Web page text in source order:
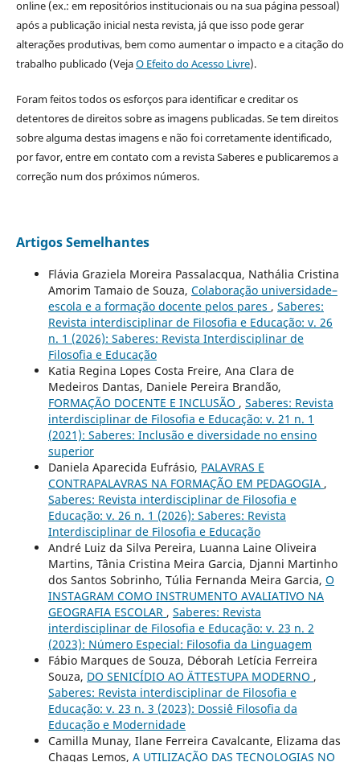
online (ex.: em repositórios institucionais ou na sua página pessoal)
após a publicação inicial nesta revista, já que isso pode gerar
alterações produtivas, bem como aumentar o impacto e a citação do
trabalho publicado (VejaO Efeito do Acesso Livre).
Foram feitos todos os esforços para identificar e creditar os
detentores de direitos sobre as imagens publicadas. Se tem direitos
sobre alguma destas imagens e não foi corretamente identificado,
por favor, entre em contato com a revista Saberes e publicaremos a
correção num dos próximos números.
Artigos Semelhantes
Flávia Graziela Moreira Passalacqua, Nathália Cristina
Amorim Tamaio de Souza, Colaboração universidade–
escola e a formação docente pelos pares , Saberes:
Revista interdisciplinar de Filosofia e Educação: v. 26
n. 1 (2026): Saberes: Revista Interdisciplinar de
Filosofia e Educação
Katia Regina Lopes Costa Freire, Ana Clara de
Medeiros Dantas, Daniele Pereira Brandão,
FORMAÇÃO DOCENTE E INCLUSÃO , Saberes: Revista
interdisciplinar de Filosofia e Educação: v. 21 n. 1
(2021): Saberes: Inclusão e diversidade no ensino
superior
Daniela Aparecida Eufrásio, PALAVRAS E
CONTRAPALAVRAS NA FORMAÇÃO EM PEDAGOGIA ,
Saberes: Revista interdisciplinar de Filosofia e
Educação: v. 26 n. 1 (2026): Saberes: Revista
Interdisciplinar de Filosofia e Educação
André Luiz da Silva Pereira, Luanna Laine Oliveira
Martins, Tânia Cristina Meira Garcia, Djanni Martinho
dos Santos Sobrinho, Túlia Fernanda Meira Garcia, O
INSTAGRAM COMO INSTRUMENTO AVALIATIVO NA
GEOGRAFIA ESCOLAR , Saberes: Revista
interdisciplinar de Filosofia e Educação: v. 23 n. 2
(2023): Número Especial: Filosofia da Linguagem
Fábio Marques de Souza, Déborah Letícia Ferreira
Souza, DO SENICÍDIO AO ÄTTESTUPA MODERNO ,
Saberes: Revista interdisciplinar de Filosofia e
Educação: v. 23 n. 3 (2023): Dossiê Filosofia da
Educação e Modernidade
Camilla Munay, Ilane Ferreira Cavalcante, Elizama das
Chagas Lemos, A UTILIZAÇÃO DAS TECNOLOGIAS NO